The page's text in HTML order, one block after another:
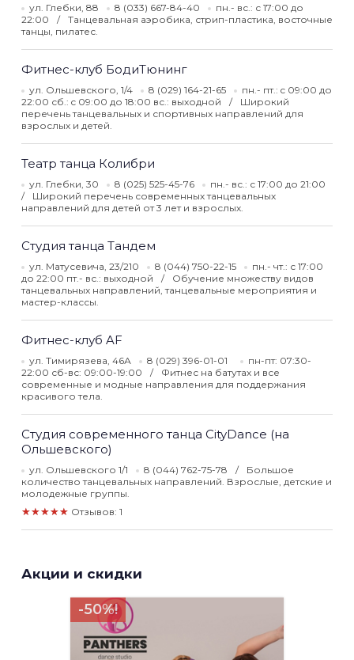
ул. Глебки, 88 8 (033) 667-84-40
пн.- вс.: с 17:00 до
22:00
Танцевальная аэробика, стрип-пластика, восточные
танцы, пилатес.
Фитнес-клуб БодиТюнинг
ул. Ольшевского, 1/4 8 (029) 164-21-65
пн.- пт.: c 09:00 до
22:00 сб.: c 09:00 до 18:00 вс.: выходной
Широкий
перечень танцевальных и спортивных направлений для
взрослых и детей.
Театр танца Колибри
ул. Глебки, 30 8 (025) 525-45-76
пн.- вс.: с 17:00 до 21:00
Широкий перечень современных танцевальных
направлений для детей от 3 лет и взрослых.
Студия танца Тандем
ул. Матусевича, 23/210 8 (044) 750-22-15
пн.- чт.: с 17:00
до 22:00 пт.- вс.: выходной
Обучение множеству видов
танцевальных направлений, танцевальные мероприятия и
мастер-классы.
Фитнес-клуб AF
ул. Тимирязева, 46А 8 (029) 396-01-01
пн-пт: 07:30-
22:00 сб-вс: 09:00-19:00
Фитнес на батутах и все
современные и модные направления для поддержания
красивого тела.
Студия современного танца CityDance (на
Ольшевского)
ул. Ольшевского 1/1 8 (044) 762-75-78
Большое
количество танцевальных направлений. Взрослые, детские и
молодежные группы.
★★★★★ Отзывов: 1
Акции и скидки
-50%!